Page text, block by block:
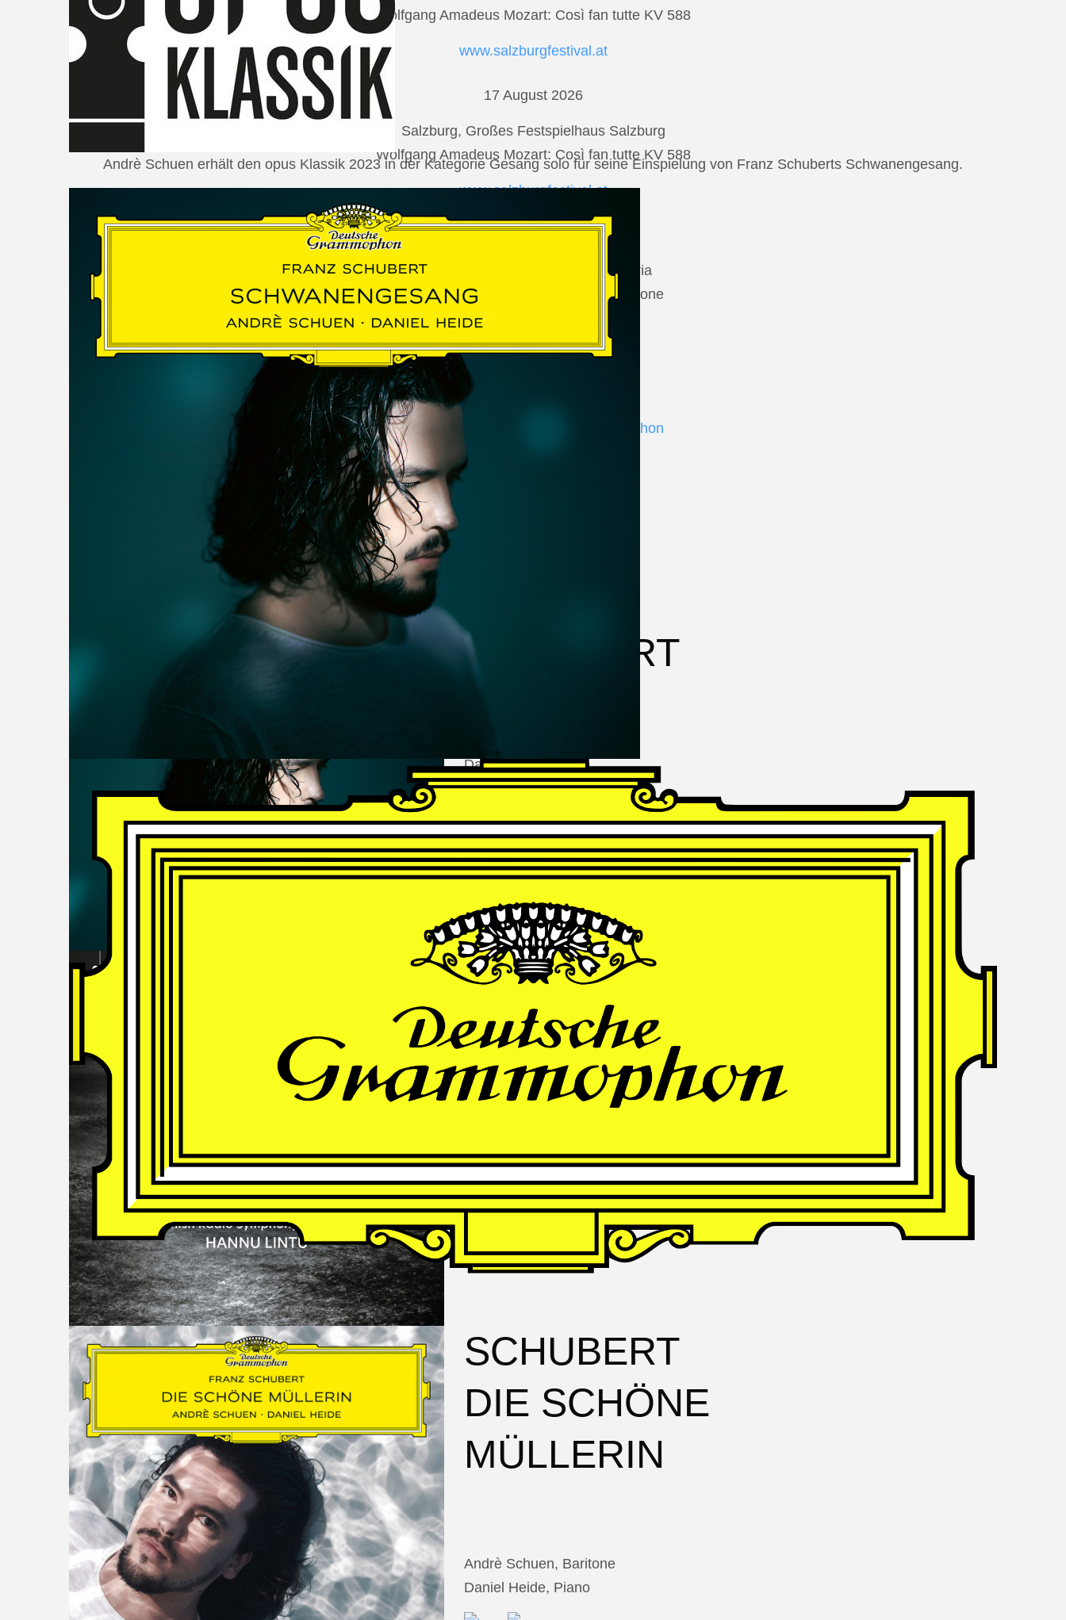
Wolfgang Amadeus Mozart: Così fan tutte KV 588
www.salzburgfestival.at
17 August 2026
Salzburg, Großes Festspielhaus Salzburg
Wolfgang Amadeus Mozart: Così fan tutte KV 588
www.salzburgfestival.at
20 August 2026
Vilabertran, Canònica de Santa Maria
Johannes Brahms: Die schöne Magelone
www.schubertiada.cat
read more
Andrè Schuen at Deutsche Grammophon
SCHUBERT
Daniel Heide, Piano
THOMAS
LARCHER
Andrè Schuen, Baritone
Hannu Lintu
SCHUBERT
DIE SCHÖNE
MÜLLERIN
Andrè Schuen, Baritone
Daniel Heide, Piano
Andrè Schuen erhält den opus Klassik 2023 in der Kategorie Gesang solo für seine Einspielung von Franz Schuberts Schwanengesang.